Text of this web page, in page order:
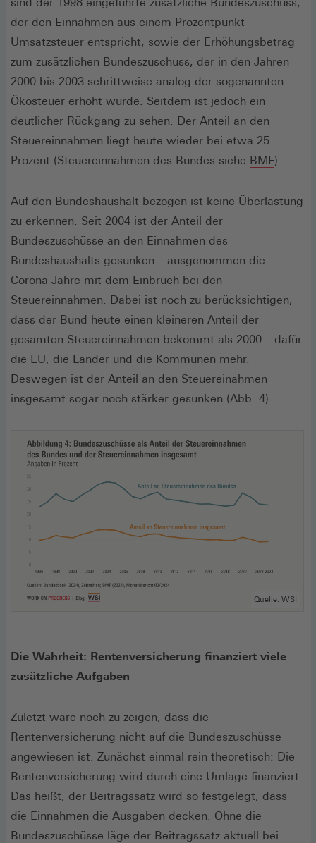
der den Einnahmen aus einem Prozentpunkt
Umsatzsteuer entspricht, sowie der Erhöhungsbetrag
zum zusätzlichen Bundeszuschuss, der in den Jahren
2000 bis 2003 schrittweise analog der sogenannten
Ökosteuer erhöht wurde. Seitdem ist jedoch ein
deutlicher Rückgang zu sehen. Der Anteil an den
Steuereinnahmen liegt heute wieder bei etwa 25
Prozent (Steuereinnahmen des Bundes siehe BMF(Öffnet
einem
).
Auf den Bundeshaushalt bezogen ist keine Überlastung
zu erkennen. Seit 2004 ist der Anteil der
Bundeszuschüsse an den Einnahmen des
Bundeshaushalts gesunken – ausgenommen die
Corona-Jahre mit dem Einbruch bei den
Steuereinnahmen. Dabei ist noch zu berücksichtigen,
dass der Bund heute einen kleineren Anteil der
gesamten Steuereinnahmen bekommt als 2000 – dafür
die EU, die Länder und die Kommunen mehr.
Deswegen ist der Anteil an den Steuereinahmen
insgesamt sogar noch stärker gesunken (Abb. 4).
Quelle: WSI
Die Wahrheit: Rentenversicherung finanziert viele
zusätzliche Aufgaben
Zuletzt wäre noch zu zeigen, dass die
Rentenversicherung nicht auf die Bundeszuschüsse
angewiesen ist. Zunächst einmal rein theoretisch: Die
Rentenversicherung wird durch eine Umlage finanziert.
Das heißt, der Beitragssatz wird so festgelegt, dass
die Einnahmen die Ausgaben decken. Ohne die
Bundeszuschüsse läge der Beitragssatz aktuell bei